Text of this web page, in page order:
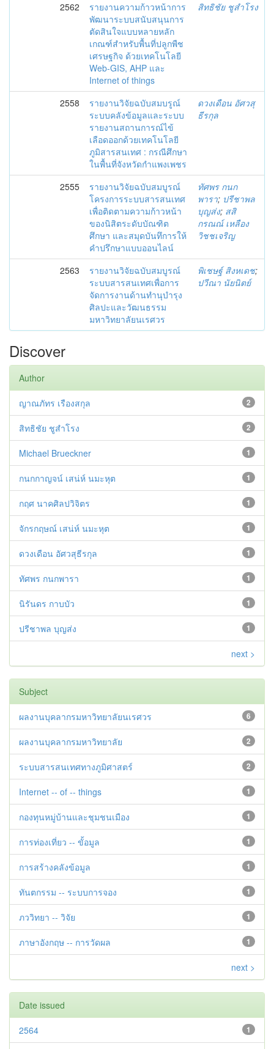
2562
รายงานความก้าวหน้าการ
พัฒนาระบบสนับสนุนการ
ตัดสินใจแบบหลายหลัก
เกณฑ์สำหรับพื้นที่ปลูกพืช
เศรษฐกิจ ด้วยเทคโนโลยี
Web-GIS, AHP และ
Internet of things
สิทธิชัย ชูสำโรง
2558
รายงานวิจัยฉบับสมบรูณ์
ระบบคลังข้อมูลและระบบ
รายงานสถานการณ์ไข้
เลือดออกด้วยเทคโนโลยี
ภูมิสารสนเทศ : กรณีศึกษา
ในพื้นที่จังหวัดกำแพงเพชร
ดวงเดือน อัศวสุ
ธีรกุล
2555
รายงานวิจัยฉบับสมบูรณ์
โครงการระบบสารสนเทศ
เพื่อติดตามความก้าวหน้า
ของนิสิตระดับบัณฑิต
ศึกษา และสมุดบันทึการให้
คำปรึกษาแบบออนไลน์
ทัศพร กนก
พารา; ปรีชาพล
บุญส่ง; สสิ
กรณณ์ เหลือง
วิชชเจริญ
2563
รายงานวิจัยฉบับสมบูรณ์
ระบบสารสนเทศเพื่อการ
จัดการงานด้านทำนุบำรุง
ศิลปะและวัฒนธรรม
มหาวิทยาลัยนเรศวร
พิเชษฐ์ สิงหเดช;
ปวีณา นัยนิตย์
Discover
Author
2
ญาณภัทร เรืองสกุล
2
สิทธิชัย ชูสำโรง
1
Michael Brueckner
1
กนกกาญจน์ เสน่ห์ นมะหุต
1
กฤศ นาคศิลปวิจิตร
1
จักรกฤษณ์ เสน่ห์ นมะหุต
1
ดวงเดือน อัศวสุธีรกุล
1
ทัศพร กนกพารา
1
นิรันดร กาบบัว
1
ปรีชาพล บุญส่ง
next >
Subject
6
ผลงานบุคลากรมหาวิทยาลัยนเรศวร
2
ผลงานบุคลากรมหาวิทยาลัย
2
ระบบสารสนเทศทางภูมิศาสตร์
1
Internet -- of -- things
1
กองทุนหมู่บ้านและชุมชนเมือง
1
การท่องเที่ยว -- ขั้อมูล
1
การสร้างคลังข้อมูล
1
ทันตกรรม -- ระบบการจอง
1
ภววิทยา -- วิจัย
1
ภาษาอังกฤษ -- การวัดผล
next >
Date issued
1
2564